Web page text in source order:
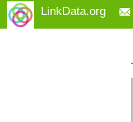
LinkData.org